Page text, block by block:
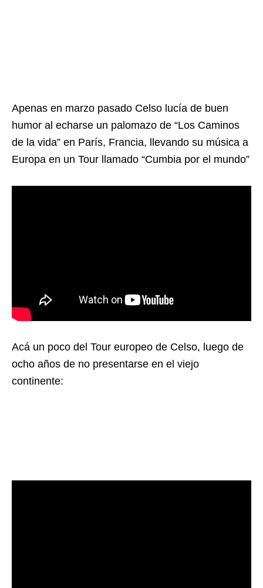
Apenas en marzo pasado Celso lucía de buen
humor al echarse un palomazo de “Los Caminos
de la vida” en París, Francia, llevando su música a
Europa en un Tour llamado “Cumbia por el mundo”
Acá un poco del Tour europeo de Celso, luego de
ocho años de no presentarse en el viejo
continente: